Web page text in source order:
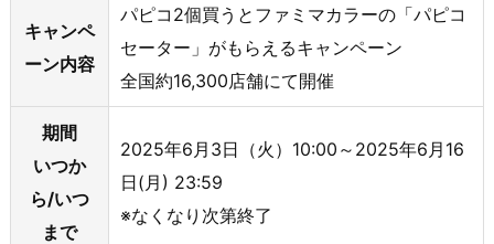
キャンペ
ーン内容
パピコ2個買うとファミマカラーの「パピコ
セーター」がもらえるキャンペーン
全国約16,300店舗にて開催
期間
いつか
ら/いつ
まで
2025年6月3日（火）10:00～2025年6月16
日(月) 23:59
※なくなり次第終了